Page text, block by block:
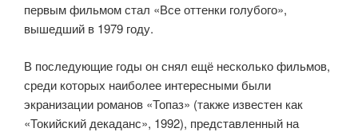
первым фильмом стал «Все оттенки голубого»,
вышедший в 1979 году.
В последующие годы он снял ещё несколько фильмов,
среди которых наиболее интересными были
экранизации романов «Топаз» (также известен как
«Токийский декаданс», 1992), представленный на